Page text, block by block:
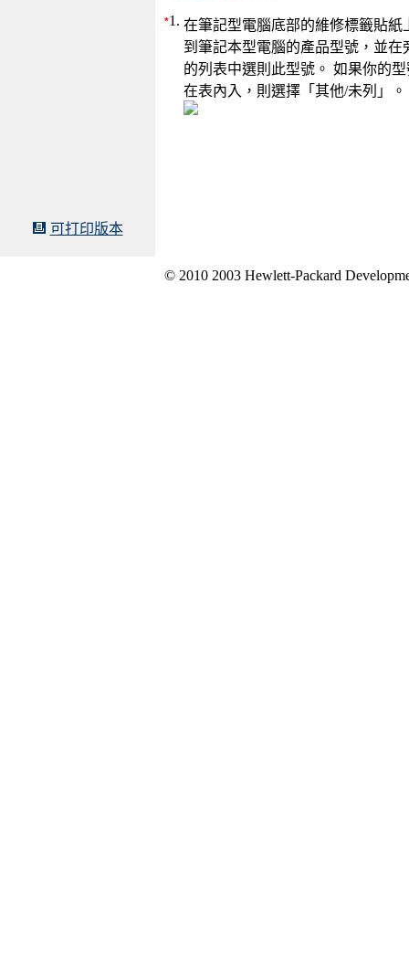
*1. 在筆記型電腦底部的維修標籤貼紙
到筆記本型電腦的產品型號，並在
的列表中選則此型號。 如果你的
在表內入，則選擇「其他/未列」。
可打印版本
© 2010 2003 Hewlett-Packard